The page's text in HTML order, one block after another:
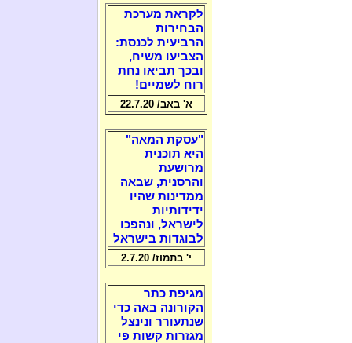
לקראת מערכת
הבחירות
הרביעית לכנסת:
הצביעו משיח,
ובכך תביאו נחת
רוח לשמיים!
א' באב/ 22.7.20
"עסקת המאה"
היא תוכנית
מרושעת
והרסנית, שבאה
ממדינות שהיו
ידידותיות
לישראל, ונהפכו
לבוגדות בישראל
י' בתמוז/ 2.7.20
מגיפת כתר
הקורונה באה כדי
שנתעורר ונינצל
מגזרות קשות פי